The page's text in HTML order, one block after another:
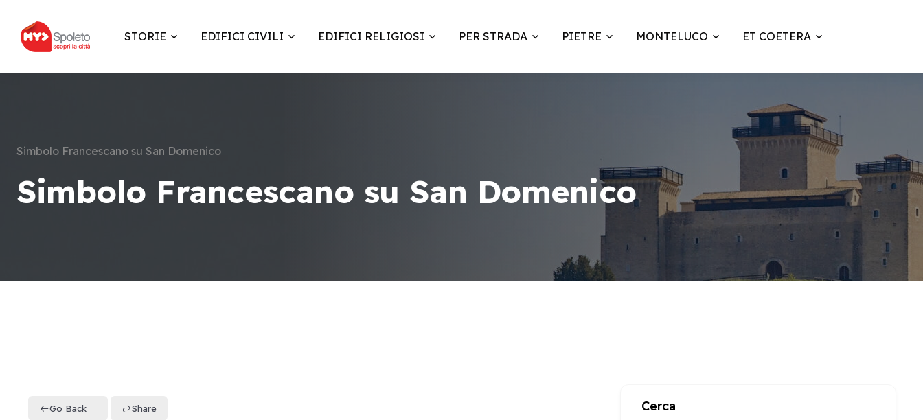
STORIE EDIFICI CIVILI EDIFICI RELIGIOSI PER STRADA PIETRE MONTELUCO ET COETERA
Simbolo Francescano su San Domenico
Simbolo Francescano su San Domenico
Go Back Share Cerca